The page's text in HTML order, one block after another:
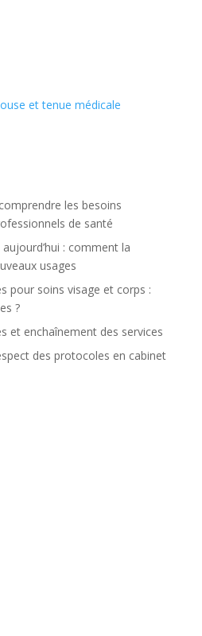
et tenue médicale
les besoins
de santé
: comment la
usages
pour soins visage et corps :
?
et enchaînement des services
des protocoles en cabinet